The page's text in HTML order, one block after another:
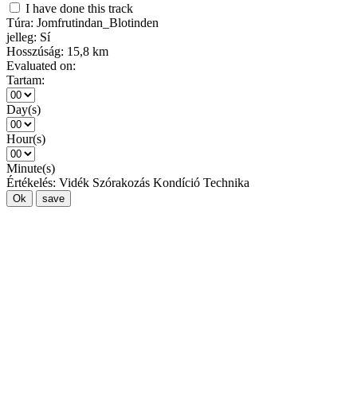
I have done this track
Túra: Jomfrutindan_Blotinden
jelleg: Sí
Hosszúság: 15,8 km
Evaluated on:
Tartam:
Day(s)
Hour(s)
Minute(s)
Értékelés: Vidék Szórakozás Kondíció Technika
Ok save